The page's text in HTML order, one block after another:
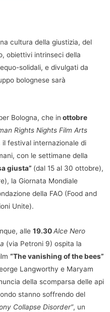
cultura della giustizia, del
obiettivi intrinseci della
solidali, e divulgati da
bolognese sarà
Bologna, che in ottobre
Rights Nights Film Arts
il festival internazionale di
con le settimane della
giusta” (dal 15 al 30 ottobre),
la Giornata Mondiale
della FAO (Food and
Unite).
alle 19.30Alce Nero
(via Petroni 9) ospita la
“The vanishing of the bees”
Langworthy e Maryam
della scomparsa delle api
stanno soffrendo del
Collapse Disorder”, un